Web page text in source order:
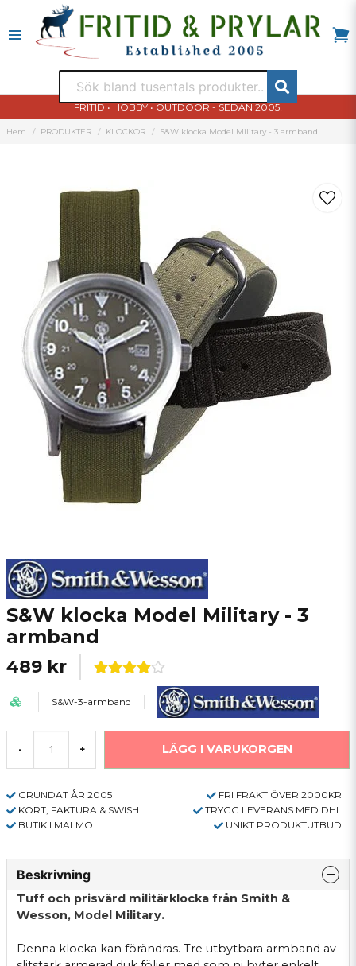
FRITID • HOBBY • OUTDOOR - SEDAN 2005!
Hem PRODUKTER KLOCKOR S&W klocka Model Military - 3 armband
S&W klocka Model Military - 3
armband
489 kr
S&W-3-armband
- + LÄGG I VARUKORGEN
GRUNDAT ÅR 2005
FRI FRAKT ÖVER 2000KR
KORT, FAKTURA & SWISH
TRYGG LEVERANS MED DHL
BUTIK I MALMÖ
UNIKT PRODUKTUTBUD
Beskrivning
Tuff och prisvärd militärklocka från Smith &
Wesson, Model Military.
Denna klocka kan förändras. Tre utbytbara armband av